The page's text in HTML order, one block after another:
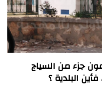
جزء من السياج
البلدية ؟